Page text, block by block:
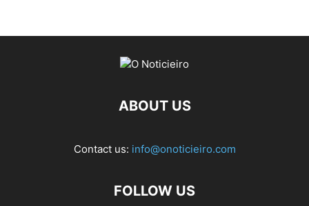
ABOUT US
Contact us: info@onoticieiro.com
FOLLOW US